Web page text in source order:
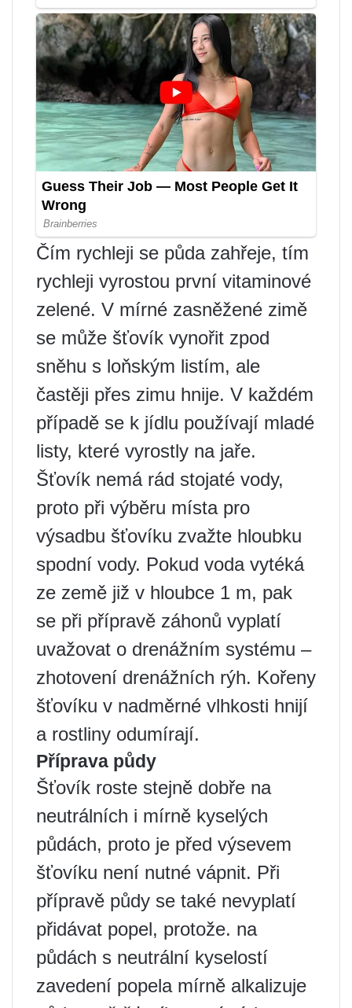
Čím rychleji se půda zahřeje, tím
rychleji vyrostou první vitaminové
zelené. V mírné zasněžené zimě
se může šťovík vynořit zpod
sněhu s loňským listím, ale
častěji přes zimu hnije. V každém
případě se k jídlu používají mladé
listy, které vyrostly na jaře.
Šťovík nemá rád stojaté vody,
proto při výběru místa pro
výsadbu šťovíku zvažte hloubku
spodní vody. Pokud voda vytéká
ze země již v hloubce 1 m, pak
se při přípravě záhonů vyplatí
uvažovat o drenážním systému –
zhotovení drenážních rýh. Kořeny
šťovíku v nadměrné vlhkosti hnijí
a rostliny odumírají.
Příprava půdy
Šťovík roste stejně dobře na
neutrálních i mírně kyselých
půdách, proto je před výsevem
šťovíku není nutné vápnit. Při
přípravě půdy se také nevyplatí
přidávat popel, protože. na
půdách s neutrální kyselostí
zavedení popela mírně alkalizuje